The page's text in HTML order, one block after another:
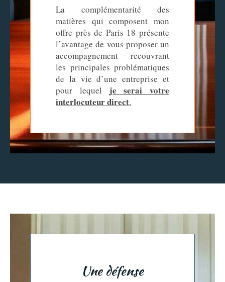
La complémentarité des
matières qui composent mon
offre près de Paris 18 présente
l’avantage de vous proposer un
accompagnement recouvrant
les principales problématiques
de la vie d’une entreprise et
pour lequel
je serai votre
interlocuteur direct.
Une défense